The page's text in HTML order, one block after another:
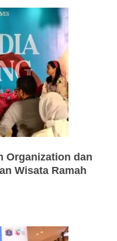
Organization dan
Wisata Ramah